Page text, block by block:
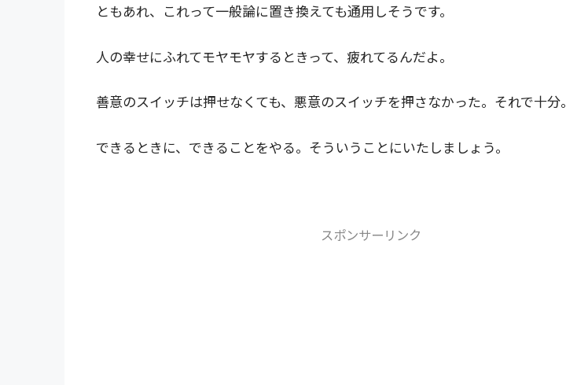
ともあれ、これって一般論に置き換えても通用しそうです。
人の幸せにふれてモヤモヤするときって、疲れてるんだよ。
善意のスイッチは押せなくても、悪意のスイッチを押さなかった。それで十分。
できるときに、できることをやる。そういうことにいたしましょう。
スポンサーリンク